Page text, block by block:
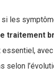
les
traitement
selon